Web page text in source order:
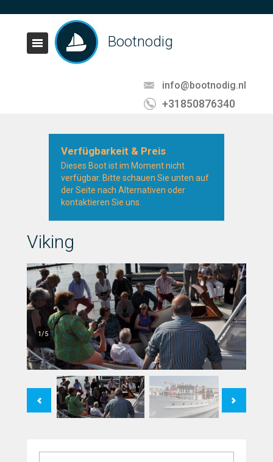
Bootnodig
info@bootnodig.nl
+31850876340
Verfügbarkeit & Preis
Dieses Boot ist im Moment nicht
verfügbar. Bitte schauen Sie unten auf
der Seite nach Alternativen oder
kontaktieren Sie uns.
Viking
1/5